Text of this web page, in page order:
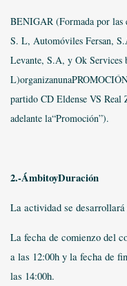
BENIGAR (Formada por las
S. L, Automóviles Fersan,
Levante, S.A, y Ok Services
partido CD Eldense VS Real
adelante la“Promoción”).
2.-ÁmbitoyDuración
La actividad se
La fecha de comienzo del
a las 12:00h y la fecha de
las 14:00h.